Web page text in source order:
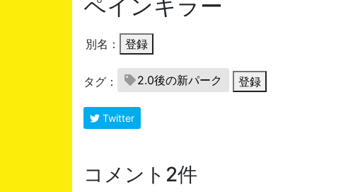
ペインキラー
別名： 登録
タグ： 2.0後の新パーク 登録
Twitter
コメント2件